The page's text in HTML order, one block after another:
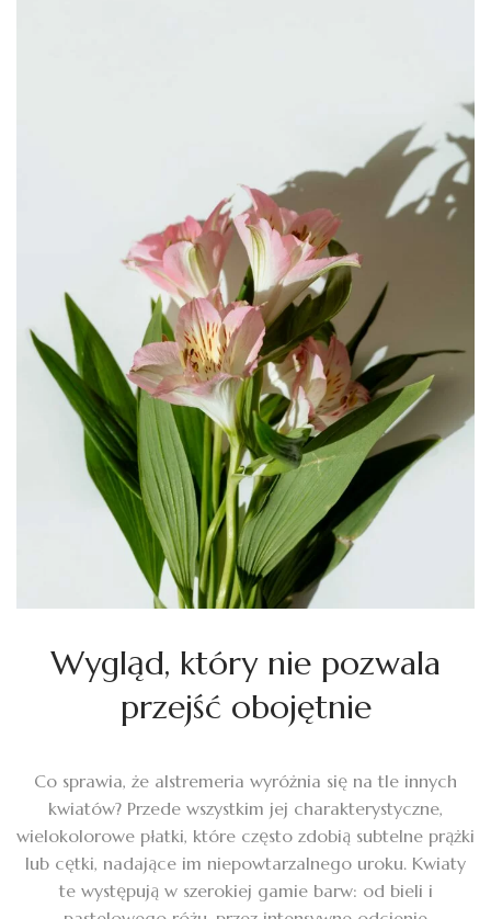
Wygląd, który nie pozwala
przejść obojętnie
Co sprawia, że alstremeria wyróżnia się na tle innych
kwiatów? Przede wszystkim jej charakterystyczne,
wielokolorowe płatki, które często zdobią subtelne prążki
lub cętki, nadające im niepowtarzalnego uroku. Kwiaty
te występują w szerokiej gamie barw: od bieli i